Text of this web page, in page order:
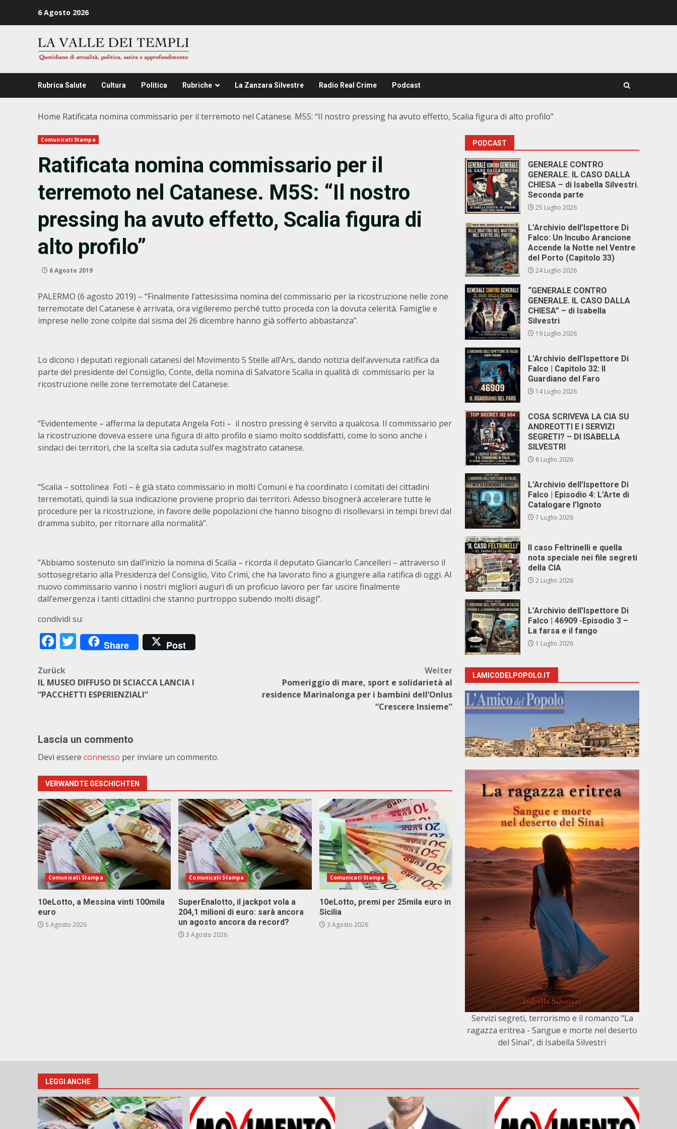
6 Agosto 2026
Rubrica Salute Cultura Politica Rubriche La Zanzara Silvestre Radio Real Crime Podcast
Home Ratificata nomina commissario per il terremoto nel Catanese. M5S: “Il nostro pressing ha avuto effetto, Scalia figura di alto profilo”
Comunicati Stampa
Ratificata nomina commissario per il
terremoto nel Catanese. M5S: “Il nostro
pressing ha avuto effetto, Scalia figura di
alto profilo”
6 Agosto 2019
PALERMO (6 agosto 2019) – “Finalmente l’attesissima nomina del commissario per la ricostruzione nelle zone
terremotate del Catanese è arrivata, ora vigileremo perché tutto proceda con la dovuta celerità. Famiglie e
imprese nelle zone colpite dal sisma del 26 dicembre hanno già sofferto abbastanza”.
Lo dicono i deputati regionali catanesi del Movimento 5 Stelle all’Ars, dando notizia dell’avvenuta ratifica da
parte del presidente del Consiglio, Conte, della nomina di Salvatore Scalia in qualità di commissario per la
ricostruzione nelle zone terremotate del Catanese.
“Evidentemente – afferma la deputata Angela Foti – il nostro pressing è servito a qualcosa. Il commissario per
la ricostruzione doveva essere una figura di alto profilo e siamo molto soddisfatti, come lo sono anche i
sindaci dei territori, che la scelta sia caduta sull’ex magistrato catanese.
“Scalia – sottolinea Foti – è già stato commissario in molti Comuni e ha coordinato i comitati dei cittadini
terremotati, quindi la sua indicazione proviene proprio dai territori. Adesso bisognerà accelerare tutte le
procedure per la ricostruzione, in favore delle popolazioni che hanno bisogno di risollevarsi in tempi brevi dal
dramma subìto, per ritornare alla normalità”.
“Abbiamo sostenuto sin dall’inizio la nomina di Scalia – ricorda il deputato Giancarlo Cancelleri – attraverso il
sottosegretario alla Presidenza del Consiglio, Vito Crimi, che ha lavorato fino a giungere alla ratifica di oggi. Al
nuovo commissario vanno i nostri migliori auguri di un proficuo lavoro per far uscire finalmente
dall’emergenza i tanti cittadini che stanno purtroppo subendo molti disagi”.
condividi su:
Facebook
Twitter
Share Post
Beitragsnavigation
Zurück
IL MUSEO DIFFUSO DI SCIACCA LANCIA I
“PACCHETTI ESPERIENZIALI”
Weiter
Pomeriggio di mare, sport e solidarietà al
residence Marinalonga per i bambini dell’Onlus
“Crescere Insieme”
Lascia un commento
Devi essere connesso per inviare un commento.
VERWANDTE GESCHICHTEN
Comunicati Stampa
10eLotto, a Messina vinti 100mila
euro
5 Agosto 2026
Comunicati Stampa
SuperEnalotto, il jackpot vola a
204,1 milioni di euro: sarà ancora
un agosto ancora da record?
3 Agosto 2026
Comunicati Stampa
10eLotto, premi per 25mila euro in
Sicilia
3 Agosto 2026
PODCAST
GENERALE CONTRO
GENERALE. IL CASO DALLA
CHIESA – di Isabella Silvestri.
Seconda parte
25 Luglio 2026
L’Archivio dell’Ispettore Di
Falco: Un Incubo Arancione
Accende la Notte nel Ventre
del Porto (Capitolo 33)
24 Luglio 2026
“GENERALE CONTRO
GENERALE. IL CASO DALLA
CHIESA” – di Isabella
Silvestri
19 Luglio 2026
L’Archivio dell’Ispettore Di
Falco | Capitolo 32: Il
Guardiano del Faro
14 Luglio 2026
COSA SCRIVEVA LA CIA SU
ANDREOTTI E I SERVIZI
SEGRETI? – DI ISABELLA
SILVESTRI
8 Luglio 2026
L’Archivio dell’Ispettore Di
Falco | Episodio 4: L’Arte di
Catalogare l’Ignoto
7 Luglio 2026
Il caso Feltrinelli e quella
nota speciale nei file segreti
della CIA
2 Luglio 2026
L’Archivio dell’Ispettore Di
Falco | 46909 -Episodio 3 –
La farsa e il fango
1 Luglio 2026
LAMICODELPOPOLO.IT
Servizi segreti, terrorismo e il romanzo "La
ragazza eritrea - Sangue e morte nel deserto
del Sinai", di Isabella Silvestri
LEGGI ANCHE